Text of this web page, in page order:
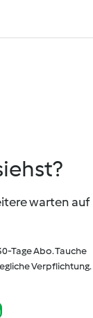
warten auf
Tage Abo. Tauche
Verpflichtung.